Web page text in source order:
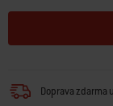
Doprava zdarma